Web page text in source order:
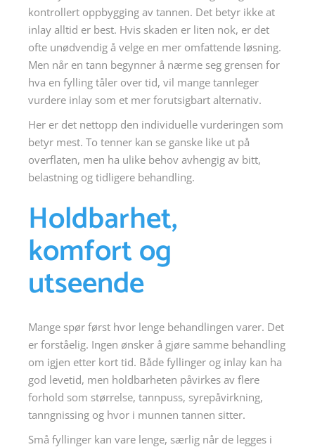
kontrollert oppbygging av tannen. Det betyr ikke at
inlay alltid er best. Hvis skaden er liten nok, er det
ofte unødvendig å velge en mer omfattende løsning.
Men når en tann begynner å nærme seg grensen for
hva en fylling tåler over tid, vil mange tannleger
vurdere inlay som et mer forutsigbart alternativ.
Her er det nettopp den individuelle vurderingen som
betyr mest. To tenner kan se ganske like ut på
overflaten, men ha ulike behov avhengig av bitt,
belastning og tidligere behandling.
Holdbarhet,
komfort og
utseende
Mange spør først hvor lenge behandlingen varer. Det
er forståelig. Ingen ønsker å gjøre samme behandling
om igjen etter kort tid. Både fyllinger og inlay kan ha
god levetid, men holdbarheten påvirkes av flere
forhold som størrelse, tannpuss, syrepåvirkning,
tanngnissing og hvor i munnen tannen sitter.
Små fyllinger kan vare lenge, særlig når de legges i